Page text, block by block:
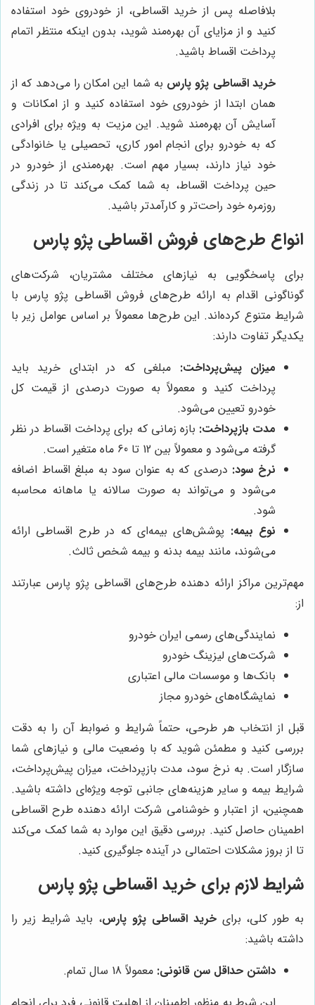
بلافاصله پس از خرید اقساطی، از خودروی خود استفاده
کنید و از مزایای آن بهره‌مند شوید، بدون اینکه منتظر اتمام
پرداخت اقساط باشید.
خرید اقساطی پژو پارس به شما این امکان را می‌دهد که از
همان ابتدا از خودروی خود استفاده کنید و از امکانات و
آسایش آن بهره‌مند شوید. این مزیت به ویژه برای افرادی
که به خودرو برای انجام امور کاری، تحصیلی یا خانوادگی
خود نیاز دارند، بسیار مهم است. بهره‌مندی از خودرو در
حین پرداخت اقساط، به شما کمک می‌کند تا در زندگی
روزمره خود راحت‌تر و کارآمدتر باشید.
انواع طرح‌های فروش اقساطی پژو پارس
برای پاسخگویی به نیازهای مختلف مشتریان، شرکت‌های
گوناگونی اقدام به ارائه طرح‌های فروش اقساطی پژو پارس با
شرایط متنوع کرده‌اند. این طرح‌ها معمولاً بر اساس عوامل زیر با
یکدیگر تفاوت دارند:
میزان پیش‌پرداخت: مبلغی که در ابتدای خرید باید
پرداخت کنید و معمولاً به صورت درصدی از قیمت کل
خودرو تعیین می‌شود.
مدت بازپرداخت: بازه زمانی که برای پرداخت اقساط در نظر
گرفته می‌شود و معمولاً بین 12 تا 60 ماه متغیر است.
نرخ سود: درصدی که به عنوان سود به مبلغ اقساط اضافه
می‌شود و می‌تواند به صورت سالانه یا ماهانه محاسبه
شود.
نوع بیمه: پوشش‌های بیمه‌ای که در طرح اقساطی ارائه
می‌شوند، مانند بیمه بدنه و بیمه شخص ثالث.
مهم‌ترین مراکز ارائه دهنده طرح‌های اقساطی پژو پارس عبارتند
از:
نمایندگی‌های رسمی ایران خودرو
شرکت‌های لیزینگ خودرو
بانک‌ها و موسسات مالی اعتباری
نمایشگاه‌های خودرو مجاز
قبل از انتخاب هر طرحی، حتماً شرایط و ضوابط آن را به دقت
بررسی کنید و مطمئن شوید که با وضعیت مالی و نیازهای شما
سازگار است. به نرخ سود، مدت بازپرداخت، میزان پیش‌پرداخت،
شرایط بیمه و سایر هزینه‌های جانبی توجه ویژه‌ای داشته باشید.
همچنین، از اعتبار و خوشنامی شرکت ارائه دهنده طرح اقساطی
اطمینان حاصل کنید. بررسی دقیق این موارد به شما کمک می‌کند
تا از بروز مشکلات احتمالی در آینده جلوگیری کنید.
شرایط لازم برای خرید اقساطی پژو پارس
به طور کلی، برایخرید اقساطی پژو پارس، باید شرایط زیر را
داشته باشید:
داشتن حداقل سن قانونی: معمولاً 18 سال تمام.